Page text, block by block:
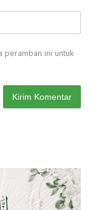
peramban ini untuk